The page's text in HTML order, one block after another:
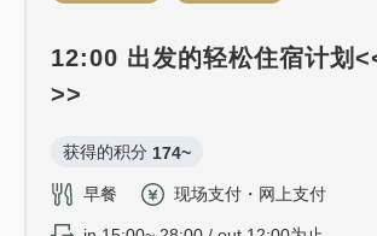
12:00 出发的轻松住宿计划
>>
获得的积分 174~
早餐 现场支付・网上支付